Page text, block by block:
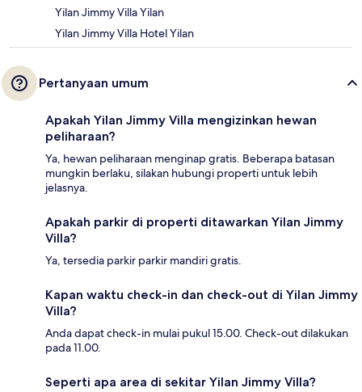
Yilan Jimmy Villa Yilan
Yilan Jimmy Villa Hotel Yilan
Pertanyaan umum
Apakah Yilan Jimmy Villa mengizinkan hewan
peliharaan?
Ya, hewan peliharaan menginap gratis. Beberapa batasan
mungkin berlaku, silakan hubungi properti untuk lebih
jelasnya.
Apakah parkir di properti ditawarkan Yilan Jimmy
Villa?
Ya, tersedia parkir parkir mandiri gratis.
Kapan waktu check-in dan check-out di Yilan Jimmy
Villa?
Anda dapat check-in mulai pukul 15.00. Check-out dilakukan
pada 11.00.
Seperti apa area di sekitar Yilan Jimmy Villa?